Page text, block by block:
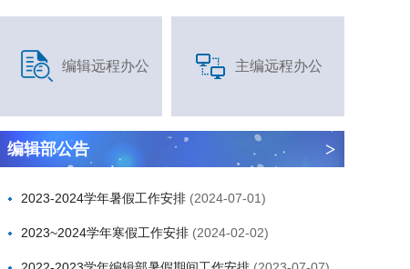
编辑远程办公 主编远程办公
编辑部公告 >
2023-2024学年暑假工作安排 (2024-07-01)
2023~2024学年寒假工作安排 (2024-02-02)